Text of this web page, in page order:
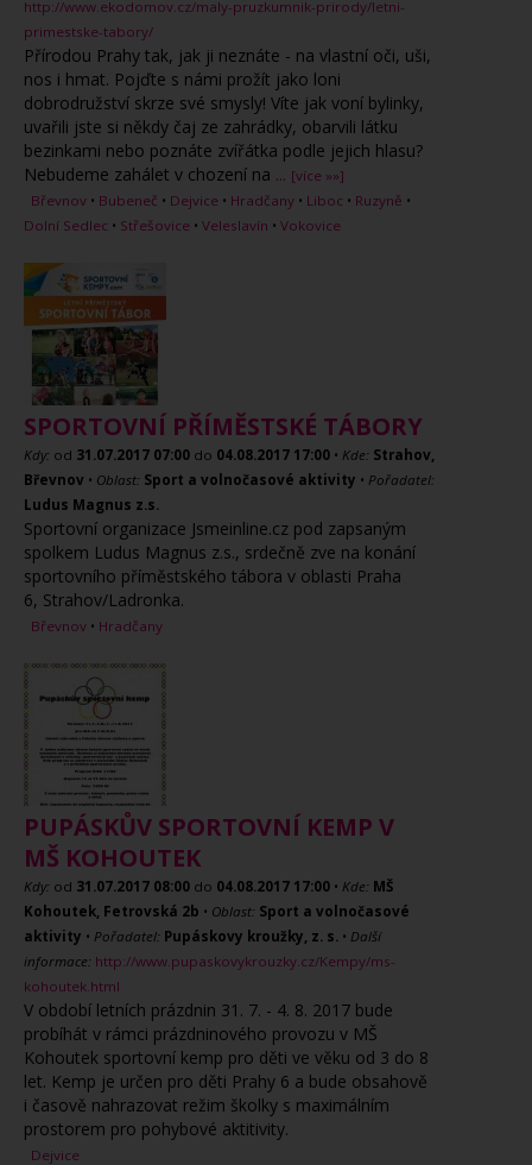
http://www.ekodomov.cz/maly-pruzkumnik-prirody/letni-
primestske-tabory/
Přírodou Prahy tak, jak ji neznáte - na vlastní oči, uši,
nos i hmat. Pojďte s námi prožít jako loni
dobrodružství skrze své smysly! Víte jak voní bylinky,
uvařili jste si někdy čaj ze zahrádky, obarvili látku
bezinkami nebo poznáte zvířátka podle jejich hlasu?
Nebudeme zahálet v chození na ... [více »»]
Břevnov • Bubeneč • Dejvice • Hradčany • Liboc • Ruzyně •
Dolní Sedlec • Střešovice • Veleslavín • Vokovice
SPORTOVNÍ PŘÍMĚSTSKÉ TÁBORY
Kdy: od 31.07.2017 07:00 do 04.08.2017 17:00 • Kde: Strahov,
Břevnov • Oblast: Sport a volnočasové aktivity • Pořadatel:
Ludus Magnus z.s.
Sportovní organizace Jsmeinline.cz pod zapsaným
spolkem Ludus Magnus z.s., srdečně zve na konání
sportovního příměstského tábora v oblasti Praha
6, Strahov/Ladronka.
Břevnov • Hradčany
PUPÁSKŮV SPORTOVNÍ KEMP V
MŠ KOHOUTEK
Kdy: od 31.07.2017 08:00 do 04.08.2017 17:00 • Kde: MŠ
Kohoutek, Fetrovská 2b • Oblast: Sport a volnočasové
aktivity • Pořadatel: Pupáskovy kroužky, z. s. • Další
informace: http://www.pupaskovykrouzky.cz/Kempy/ms-
kohoutek.html
V období letních prázdnin 31. 7. - 4. 8. 2017 bude
probíhát v rámci prázdninového provozu v MŠ
Kohoutek sportovní kemp pro děti ve věku od 3 do 8
let. Kemp je určen pro děti Prahy 6 a bude obsahově
i časově nahrazovat režim školky s maximálním
prostorem pro pohybové aktitivity.
Dejvice